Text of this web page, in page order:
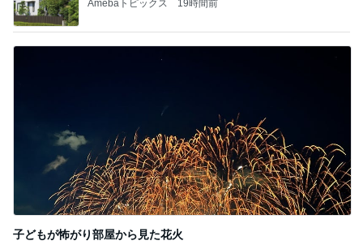
Amebaトピックス 19時間前
子どもが怖がり部屋から見た花火